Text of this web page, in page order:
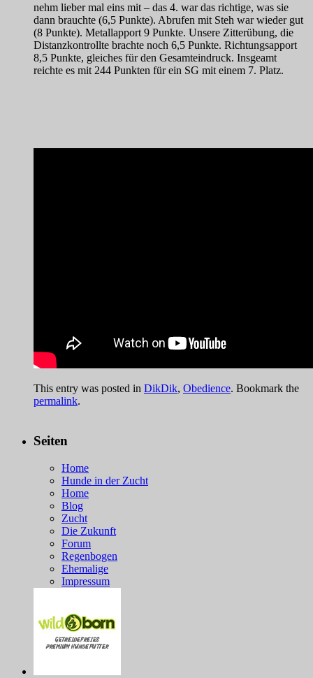
nehm lieber mal eins mit – das 4. war das richtige, was sie
dann brauchte (6,5 Punkte). Abrufen mit Steh war wieder gut
(8 Punkte). Metallapport 9 Punkte. Unsere Zitterübung, die
Distanzkontrollte brachte noch 6,5 Punkte. Richtungsapport
8,5 Punkte, gleiches für den Gesamteindruck. Insgeamt
reichte es mit 244 Punkten für ein SG mit einem 7. Platz.
This entry was posted in DikDik, Obedience. Bookmark the
permalink.
Seiten
Home
Hunde in der Zucht
Home
Blog
Zucht
Die Zukunft
Forum
Regenbogen
Ehemalige
Impressum